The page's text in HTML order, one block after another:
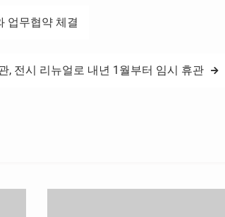
업무협약 체결
, 전시 리뉴얼로 내년 1월부터 임시 휴관